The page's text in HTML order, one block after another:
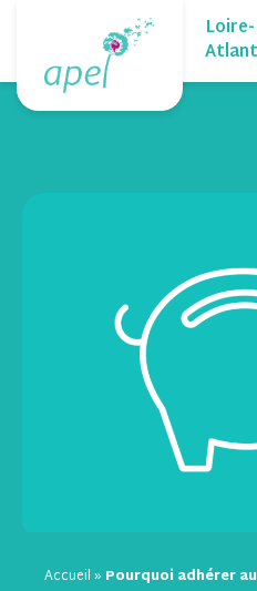
content
Loire-
Accueil» Pourquoi adhérer